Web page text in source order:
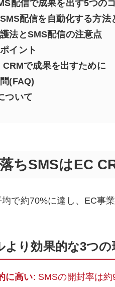
配信で成果を出す5つの
配信を自動化する方法
法とSMS配信の注意点
イント
CRMで成果を出すために
(FAQ)
ついて
ちSMSはEC
で約70%に達し、EC事
より効果的な3つの
に高い: SMSの開封率は